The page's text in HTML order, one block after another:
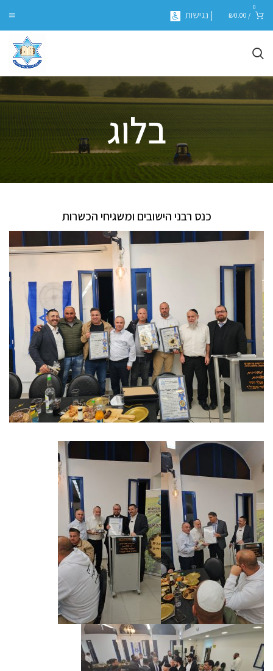
0
/
₪0.00 | נגישות
בלוג
כנס רבני הישובים ומשגיחי הכשרות